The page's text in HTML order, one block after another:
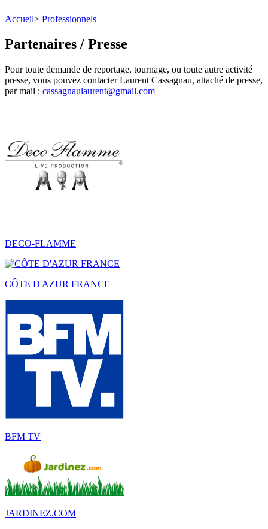
Accueil> Professionnels
Partenaires / Presse
Pour toute demande de reportage, tournage, ou toute autre activité
presse, vous pouvez contacter Laurent Cassagnau, attaché de presse,
par mail : cassagnaulaurent@gmail.com
DECO-FLAMME
CÔTE D'AZUR FRANCE
BFM TV
JARDINEZ.COM